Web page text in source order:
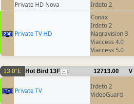
Private HD Nova Irdeto 2
Private TV HD
Conax
Irdeto 2
Nagravision 3
Viaccess 4.0
Viaccess 5.0
13.0°E Hot Bird 13F 1 12713.00 V
Private TV
Irdeto 2
VideoGuard